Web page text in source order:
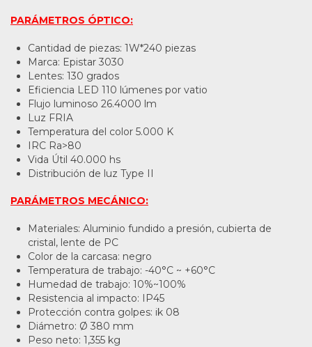
PARÁMETROS ÓPTICO:
Cantidad de piezas: 1W*240 piezas
Marca: Epistar 3030
Lentes: 130 grados
Eficiencia LED 110 lúmenes por vatio
Flujo luminoso 26.4000 lm
Luz FRIA
Temperatura del color 5.000 K
IRC Ra>80
Vida Útil 40.000 hs
Distribución de luz Type II
PARÁMETROS MECÁNICO:
Materiales: Aluminio fundido a presión, cubierta de
cristal, lente de PC
Color de la carcasa: negro
Temperatura de trabajo: -40°C ~ +60°C
Humedad de trabajo: 10%~100%
Resistencia al impacto: IP45
Protección contra golpes: ik 08
Diámetro: Ø 380 mm
Peso neto: 1,355 kg